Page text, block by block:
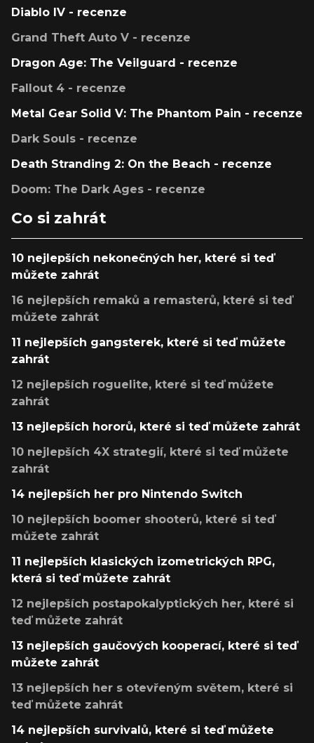
Diablo IV - recenze
Grand Theft Auto V - recenze
Dragon Age: The Veilguard - recenze
Fallout 4 - recenze
Metal Gear Solid V: The Phantom Pain - recenze
Dark Souls - recenze
Death Stranding 2: On the Beach - recenze
Doom: The Dark Ages - recenze
Co si zahrát
10 nejlepších nekonečných her, které si teď
můžete zahrát
16 nejlepších remaků a remasterů, které si teď
můžete zahrát
11 nejlepších gangsterek, které si teď můžete
zahrát
12 nejlepších roguelite, které si teď můžete
zahrát
13 nejlepších hororů, které si teď můžete zahrát
10 nejlepších 4X strategií, které si teď můžete
zahrát
14 nejlepších her pro Nintendo Switch
10 nejlepších boomer shooterů, které si teď
můžete zahrát
11 nejlepších klasických izometrických RPG,
která si teď můžete zahrát
12 nejlepších postapokalyptických her, které si
teď můžete zahrát
13 nejlepších gaučových kooperací, které si teď
můžete zahrát
13 nejlepších her s otevřeným světem, které si
teď můžete zahrát
14 nejlepších survivalů, které si teď můžete